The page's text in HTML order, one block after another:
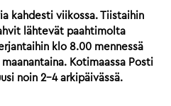
kahdesti viikossa. Tiistaihin
lähtevät paahtimolta
klo 8.00 mennessä
Kotimaassa Posti
noin 2-4 arkipäivässä.